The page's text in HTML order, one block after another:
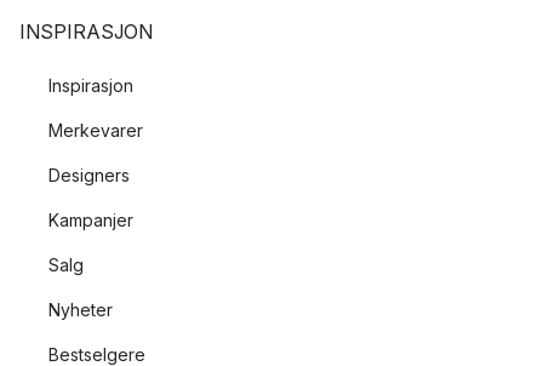
INSPIRASJON
Inspirasjon
Merkevarer
Designers
Kampanjer
Salg
Nyheter
Bestselgere